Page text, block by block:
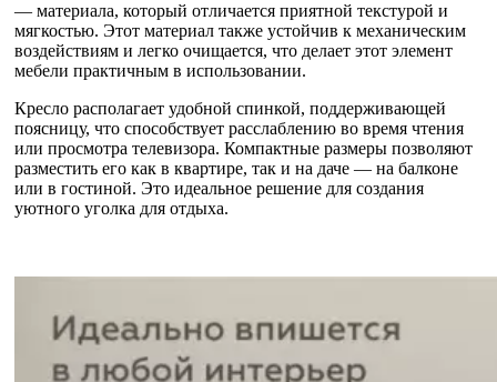
— материала, который отличается приятной текстурой и
мягкостью. Этот материал также устойчив к механическим
воздействиям и легко очищается, что делает этот элемент
мебели практичным в использовании.
Кресло располагает удобной спинкой, поддерживающей
поясницу, что способствует расслаблению во время чтения
или просмотра телевизора. Компактные размеры позволяют
разместить его как в квартире, так и на даче — на балконе
или в гостиной. Это идеальное решение для создания
уютного уголка для отдыха.